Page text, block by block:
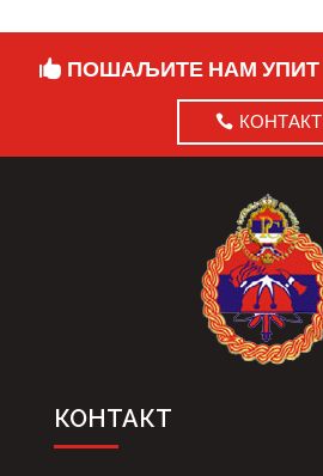
ПОШАЉИТЕ НАМ УПИТ
КОНТАКТ
КОНТАКТ